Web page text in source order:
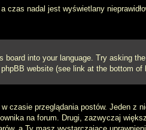
nadal jest wyświetlany
into your language. Try asking
website (see link at the bottom of
czasie przeglądania postów. Jeden
na forum. Drugi, zazwyczaj